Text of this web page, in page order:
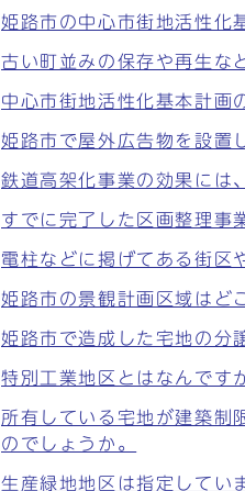
姫路市の中心市街地活性化
古い町並みの保存や再生な
中心市街地活性化基本計画
姫路市で屋外広告物を設置
鉄道高架化事業の効果には
すでに完了した区画整理事
電柱などに掲げてある街区
姫路市の景観計画区域はど
姫路市で造成した宅地の分
特別工業地区とはなんです
所有している宅地が建築制
のでしょうか。
生産緑地地区は指定してい